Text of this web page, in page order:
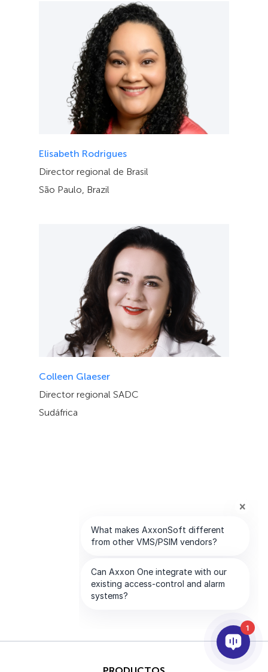
Elisabeth Rodrigues
Director regional de Brasil
São Paulo, Brazil
Colleen Glaeser
Director regional SADC
Sudáfrica
1